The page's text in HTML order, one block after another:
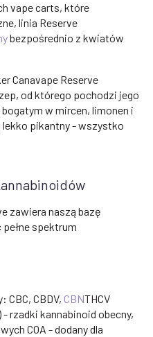
vape carts, które
linia Reserve
bezpośrednio z kwiatów
Canavape Reserve
od którego pochodzi jego
w mircen, limonen i
pikantny - wszystko
zawiera naszą bazę
spektrum
CBC, CBDV, CBNTHCV
- rzadki kannabinoid obecny,
COA - dodany dla